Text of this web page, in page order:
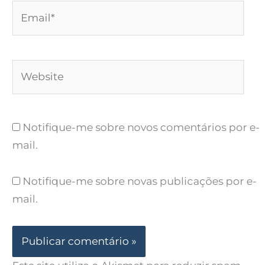
Notifique-me sobre novos comentários por e-
mail.
Notifique-me sobre novas publicações por e-
mail.